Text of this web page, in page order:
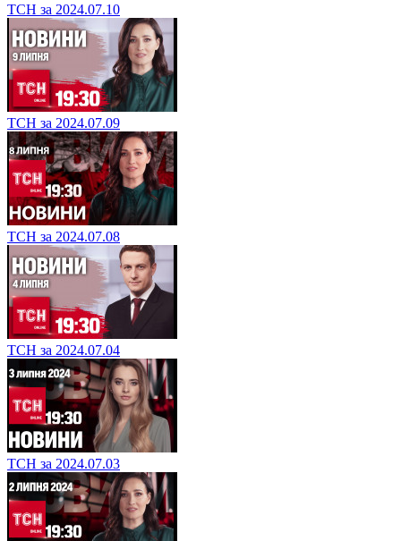
ТСН за 2024.07.10
ТСН за 2024.07.09
ТСН за 2024.07.08
ТСН за 2024.07.04
ТСН за 2024.07.03